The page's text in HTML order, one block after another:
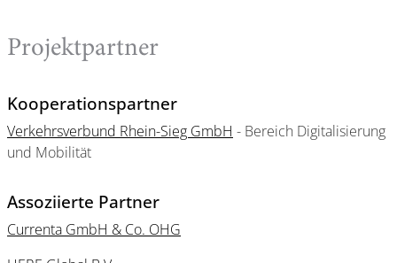
Projektpartner
Kooperationspartner
Verkehrsverbund Rhein-Sieg GmbH - Bereich Digitalisierung
und Mobilität
Assoziierte Partner
Currenta GmbH & Co. OHG